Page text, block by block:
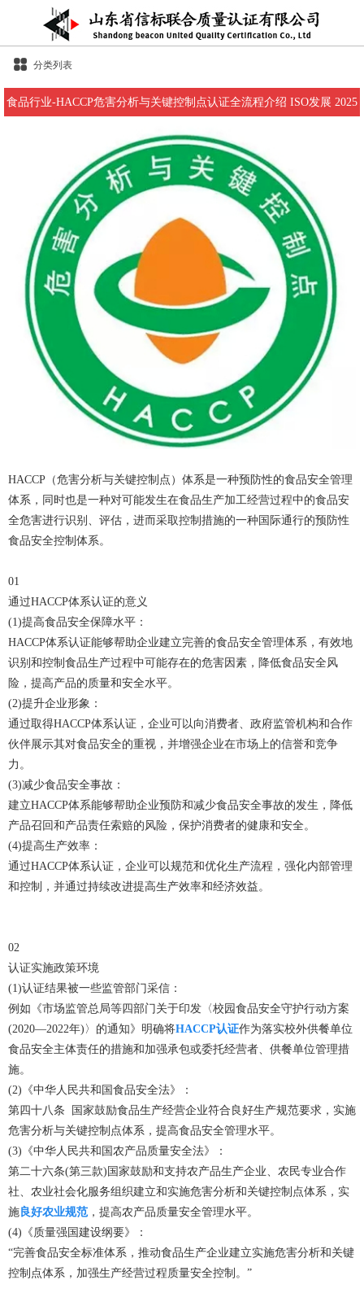
分类列表
食品行业-HACCP危害分析与关键控制点认证全流程介绍 ISO发展 2025
HACCP（危害分析与关键控制点）体系是一种预防性的食品安全管理
体系，同时也是一种对可能发生在食品生产加工经营过程中的食品安
全危害进行识别、评估，进而采取控制措施的一种国际通行的预防性
食品安全控制体系。
01
通过HACCP体系认证的意义
(1)提高食品安全保障水平：
HACCP体系认证能够帮助企业建立完善的食品安全管理体系，有效地
识别和控制食品生产过程中可能存在的危害因素，降低食品安全风
险，提高产品的质量和安全水平。
(2)提升企业形象：
通过取得HACCP体系认证，企业可以向消费者、政府监管机构和合作
伙伴展示其对食品安全的重视，并增强企业在市场上的信誉和竞争
力。
(3)减少食品安全事故：
建立HACCP体系能够帮助企业预防和减少食品安全事故的发生，降低
产品召回和产品责任索赔的风险，保护消费者的健康和安全。
(4)提高生产效率：
通过HACCP体系认证，企业可以规范和优化生产流程，强化内部管理
和控制，并通过持续改进提高生产效率和经济效益。
02
认证实施政策环境
(1)认证结果被一些监管部门采信：
例如《市场监管总局等四部门关于印发〈校园食品安全守护行动方案
(2020—2022年)〉的通知》明确将HACCP认证作为落实校外供餐单位
食品安全主体责任的措施和加强承包或委托经营者、供餐单位管理措
施。
(2)《中华人民共和国食品安全法》：
第四十八条 国家鼓励食品生产经营企业符合良好生产规范要求，实施
危害分析与关键控制点体系，提高食品安全管理水平。
(3)《中华人民共和国农产品质量安全法》：
第二十六条(第三款)国家鼓励和支持农产品生产企业、农民专业合作
社、农业社会化服务组织建立和实施危害分析和关键控制点体系，实
施 良好农业规范 ，提高农产品质量安全管理水平。
(4)《质量强国建设纲要》：
“完善食品安全标准体系，推动食品生产企业建立实施危害分析和关键
控制点体系，加强生产经营过程质量安全控制。”